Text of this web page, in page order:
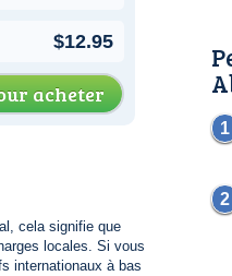
$12.95
acheter
cela signifie que
locales. Si vous
internationaux à bas